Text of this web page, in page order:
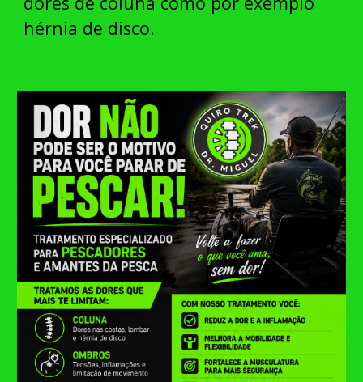
hérnia de disco.